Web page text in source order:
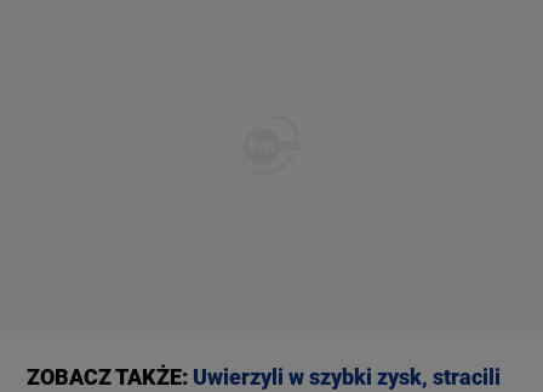
ZOBACZ TAKŻE: Uwierzyli w szybki zysk, stracili